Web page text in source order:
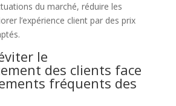
du marché, réduire les
l’expérience client par des prix
le
des clients face
fréquents des